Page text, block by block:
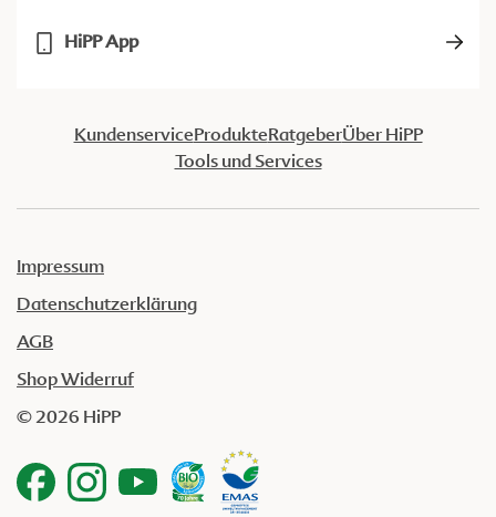
HiPP App
KundenserviceProdukteRatgeberÜber HiPP
Tools und Services
Impressum
Datenschutzerklärung
AGB
Shop Widerruf
© 2026 HiPP